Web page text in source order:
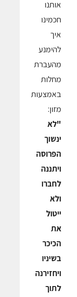
אותנו
חכמינו
איך
להימנע
מהעברת
מחלות
באמצעות
מזון:
"לא
ינשוך
הפרוסה
ויתננה
לחברו
ולא
ייטול
את
הכיכר
בשיניו
ויחזירנה
לתוך